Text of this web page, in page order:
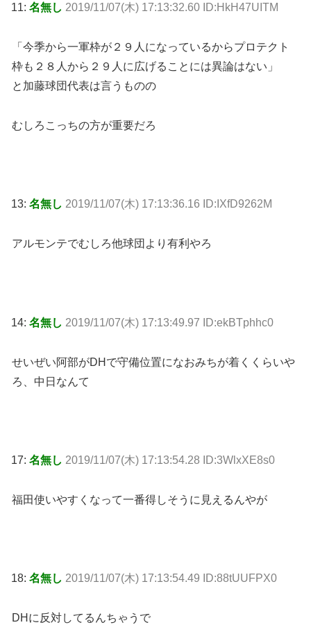
11: 名無し 2019/11/07(木) 17:13:32.60 ID:HkH47UITM
「今季から一軍枠が２９人になっているからプロテクト
枠も２８人から２９人に広げることには異論はない」
と加藤球団代表は言うものの
むしろこっちの方が重要だろ
13: 名無し 2019/11/07(木) 17:13:36.16 ID:IXfD9262M
アルモンテでむしろ他球団より有利やろ
14: 名無し 2019/11/07(木) 17:13:49.97 ID:ekBTphhc0
せいぜい阿部がDHで守備位置になおみちが着くくらいや
ろ、中日なんて
17: 名無し 2019/11/07(木) 17:13:54.28 ID:3WlxXE8s0
福田使いやすくなって一番得しそうに見えるんやが
18: 名無し 2019/11/07(木) 17:13:54.49 ID:88tUUFPX0
DHに反対してるんちゃうで